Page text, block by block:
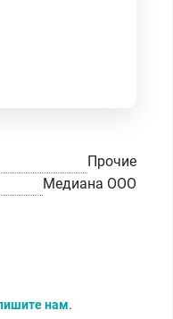
Прочие
Медиана ООО
нам.